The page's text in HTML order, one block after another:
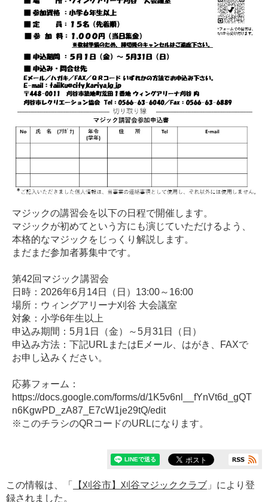
マジックの講習会を以下の日程で開催します。
マジックが初めてという方にも演じていただけるよう、
本格的なマジックをじっくり解説します。
まだまだ参加者募集中です。
第42回マジック講習会
日時：2026年6月14日（日）13:00～16:00
場所：ウィングアリーナ刈谷 大会議室
対象：小学6年生以上
申込み期間：5月1日（金）～5月31日（日）
申込み方法：下記URLまたはEメール、はがき、FAXで
お申し込みください。
応募フォーム：
https://docs.google.com/forms/d/1K5v6nl__fYnVt6d_gQT
n6KgwPD_zA87_E7cW1je29tQ/edit
※このチラシのQRコードのURLになります。
この情報は、「 【刈谷市】刈谷マジッククラブ 」により登
録されました。